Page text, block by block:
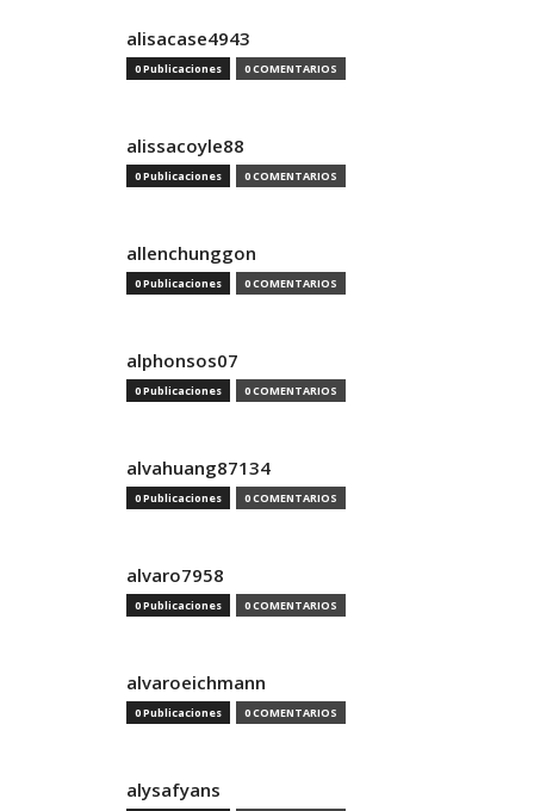
alisacase4943
0 Publicaciones 0 COMENTARIOS
alissacoyle88
0 Publicaciones 0 COMENTARIOS
allenchunggon
0 Publicaciones 0 COMENTARIOS
alphonsos07
0 Publicaciones 0 COMENTARIOS
alvahuang87134
0 Publicaciones 0 COMENTARIOS
alvaro7958
0 Publicaciones 0 COMENTARIOS
alvaroeichmann
0 Publicaciones 0 COMENTARIOS
alysafyans